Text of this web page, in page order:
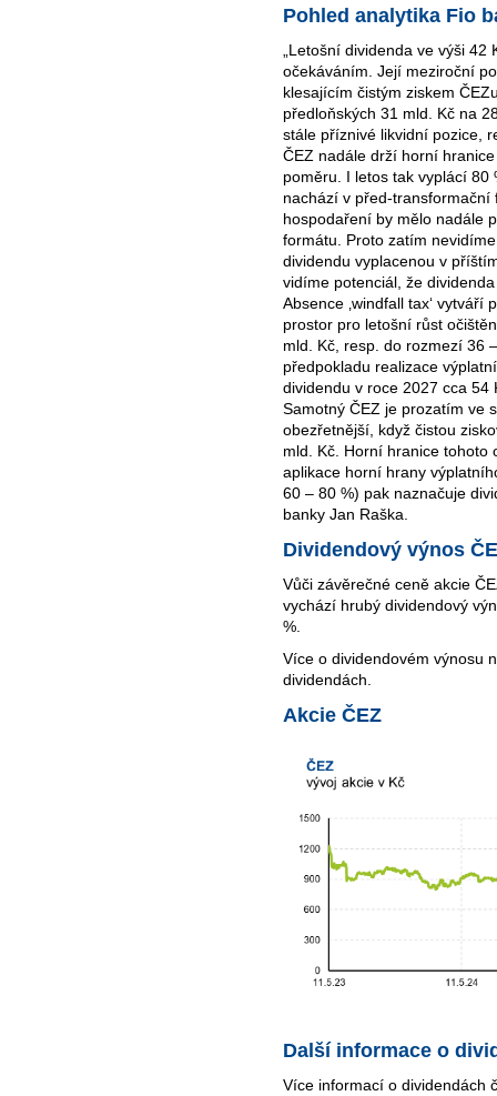
Pohled analytika Fio
„Letošní dividenda ve výši 42
očekáváním. Její meziroční
klesajícím čistým ziskem
předloňských 31 mld. Kč na
stále příznivé likvidní pozice,
ČEZ nadále drží horní
poměru. I letos tak vyplácí 80
nachází v před-transformační
hospodaření by mělo nadále
formátu. Proto zatím
dividendu vyplacenou v
vidíme potenciál, že
Absence ‚windfall tax‘
prostor pro letošní růst
mld. Kč, resp. do rozmezí 36
předpokladu realizace
dividendu v roce 2027 cca 54
Samotný ČEZ je prozatím ve
obezřetnější, když čistou
mld. Kč. Horní hranice tohoto
aplikace horní hrany
60 – 80 %) pak naznačuje
banky Jan Raška.
Dividendový výnos
Vůči závěrečné ceně akcie
vychází hrubý dividendový
%.
Více o dividendovém výnosu
dividendách.
Akcie ČEZ
Další informace o
Více informací o dividendách